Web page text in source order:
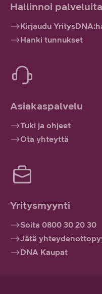
Hallinnoi
Kirjaudu
Hanki tunnukset
Asiakaspalvelu
Tuki ja ohjeet
Ota yhteyttä
Yritysmyynti
Soita 0800 30 20 30
Jätä
DNA Kaupat